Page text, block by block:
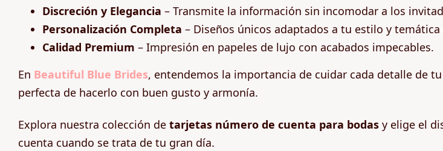
Discreción y Elegancia – Transmite la información sin incomodar a los
Personalización Completa – Diseños únicos adaptados a tu estilo y temática
Calidad Premium – Impresión en papeles de lujo con acabados impecables.
En Beautiful Blue Brides, entendemos la importancia de cuidar cada detalle de
perfecta de hacerlo con buen gusto y armonía.
Explora nuestra colección de tarjetas número de cuenta para bodas y elige el
cuenta cuando se trata de tu gran día.